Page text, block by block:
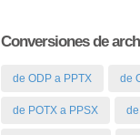
Conversiones de
de ODP a PPTX de
de POTX a PPSX